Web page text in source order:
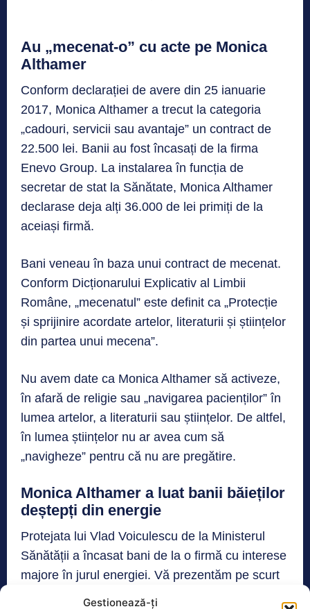
Gestionează-ți
Au „mecenat-o” cu acte pe Monica
Althamer
Conform declarației de avere din 25 ianuarie
2017, Monica Althamer a trecut la categoria
„cadouri, servicii sau avantaje” un contract de
22.500 lei. Banii au fost încasați de la firma
Enevo Group. La instalarea în funcția de
secretar de stat la Sănătate, Monica Althamer
declarase deja alți 36.000 de lei primiți de la
aceiași firmă.
Bani veneau în baza unui contract de mecenat.
Conform Dicționarului Explicativ al Limbii
Române, „mecenatul” este definit ca „Protecție
și sprijinire acordate artelor, literaturii și științelor
din partea unui mecena”.
Nu avem date ca Monica Althamer să activeze,
în afară de religie sau „navigarea pacienților” în
lumea artelor, a literaturii sau științelor. De altfel,
în lumea științelor nu ar avea cum să
„navigheze” pentru că nu are pregătire.
Monica Althamer a luat banii băieților
deștepți din energie
Protejata lui Vlad Voiculescu de la Ministerul
Sănătății a încasat bani de la o firmă cu interese
majore în jurul energiei. Vă prezentăm pe scurt